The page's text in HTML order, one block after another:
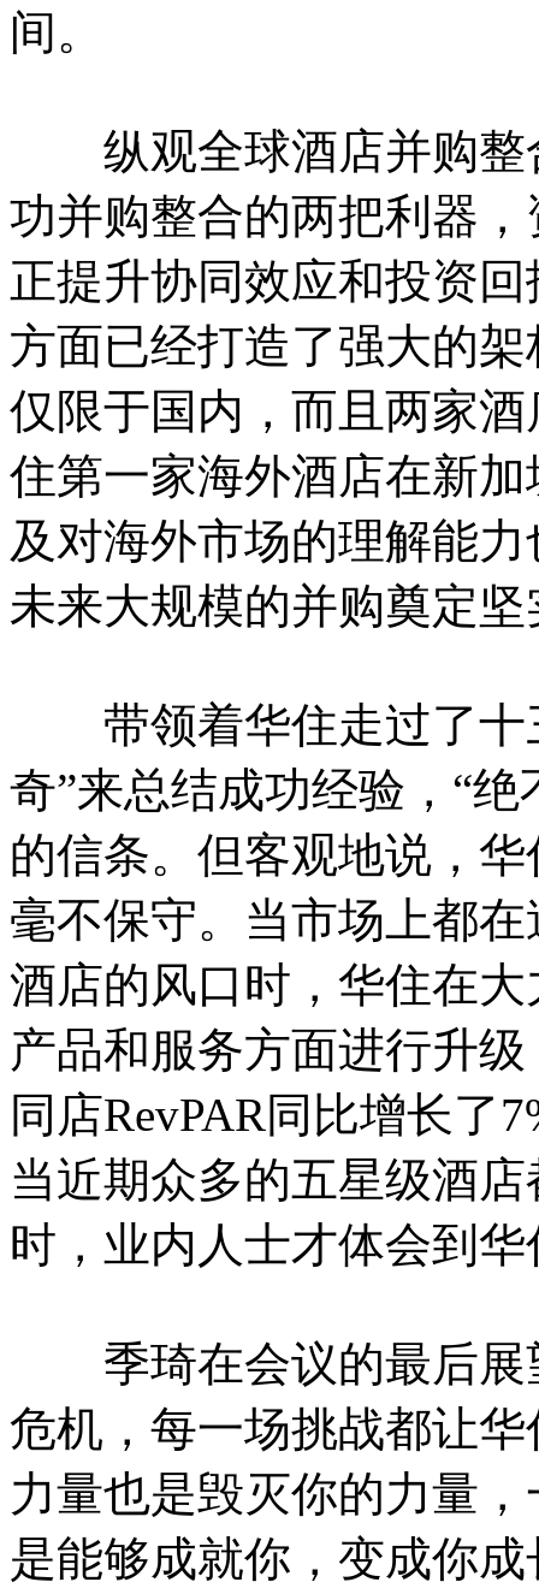
间。
纵观全球酒店并购整
功并购整合的两把利器
正提升协同效应和投资
方面已经打造了强大的
仅限于国内，而且两家
住第一家海外酒店在新
及对海外市场的理解能
未来大规模的并购奠定
带领着华住走过了十
奇”来总结成功经验，“
的信条。但客观地说，
毫不保守。当市场上都
酒店的风口时，华住在
产品和服务方面进行升
同店RevPAR同比增长了
当近期众多的五星级酒
时，业内人士才体会到
季琦在会议的最后展
危机，每一场挑战都让
力量也是毁灭你的力量
是能够成就你，变成你成